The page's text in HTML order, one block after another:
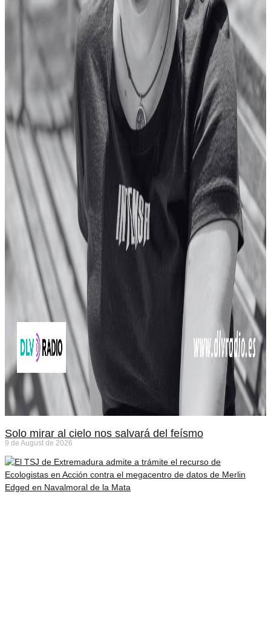
Solo mirar al cielo nos salvará del feísmo
9 de August de 2026